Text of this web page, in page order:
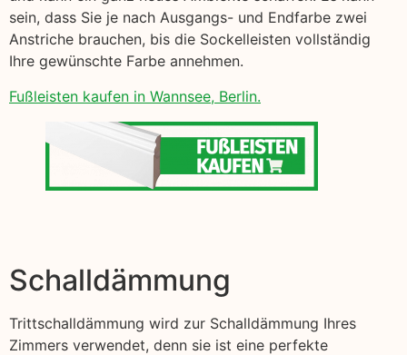
sein, dass Sie je nach Ausgangs- und Endfarbe zwei
Anstriche brauchen, bis die Sockelleisten vollständig
Ihre gewünschte Farbe annehmen.
Fußleisten kaufen in Wannsee, Berlin.
Schalldämmung
Trittschalldämmung wird zur Schalldämmung Ihres
Zimmers verwendet, denn sie ist eine perfekte